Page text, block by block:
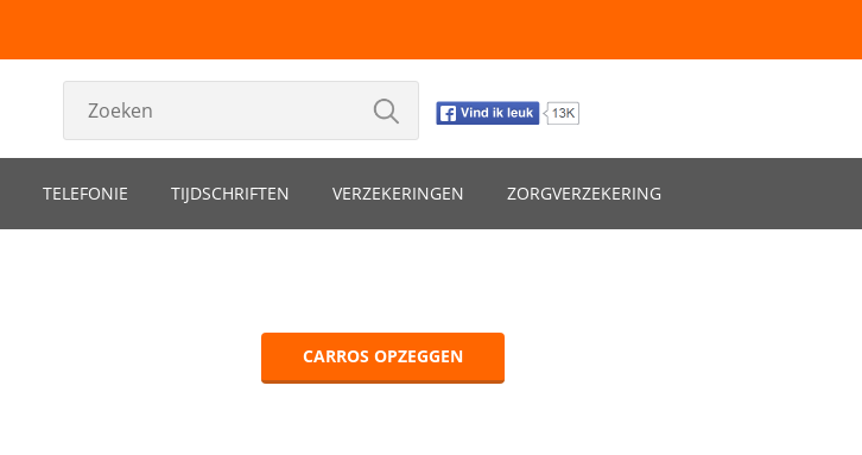
TELEFONIE TIJDSCHRIFTEN VERZEKERINGEN ZORGVERZEKERING
CARROS OPZEGGEN